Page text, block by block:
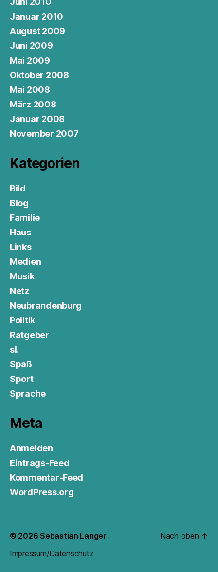
Januar 2010
August 2009
Juni 2009
Mai 2009
Oktober 2008
Mai 2008
März 2008
Januar 2008
November 2007
Kategorien
Bild
Blog
Familie
Haus
Links
Medien
Musik
Netz
Neubrandenburg
Politik
Ratgeber
sl.
Spaß
Sport
Sprache
Meta
Anmelden
Eintrags-Feed
Kommentar-Feed
WordPress.org
© 2026Sebastian Langer
Impressum/Datenschutz
Nach oben ↑